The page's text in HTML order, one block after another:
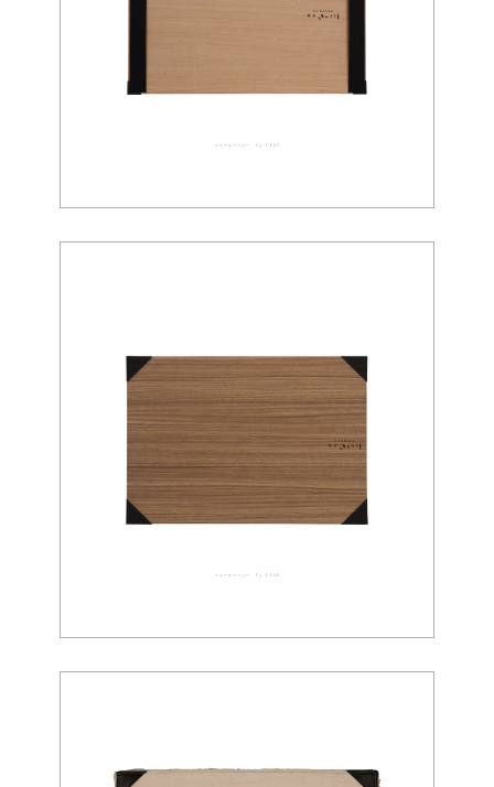
ウォールペーパー 03-0027
ウォールペーパー 03-0026